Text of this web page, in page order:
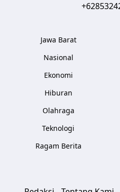
Jawa Barat
Nasional
Ekonomi
Hiburan
Olahraga
Teknologi
Ragam Berita